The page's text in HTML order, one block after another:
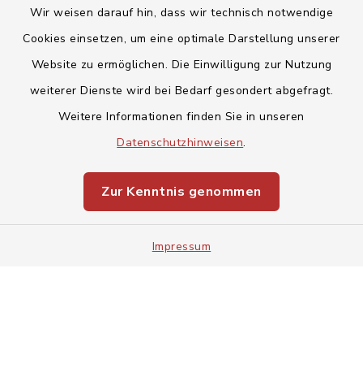
Wir weisen darauf hin, dass wir technisch notwendige
Cookies einsetzen, um eine optimale Darstellung unserer
Website zu ermöglichen. Die Einwilligung zur Nutzung
weiterer Dienste wird bei Bedarf gesondert abgefragt.
Weitere Informationen finden Sie in unseren
Datenschutzhinweisen.
Zur Kenntnis genommen
Impressum
Barrierefreiheit
Impressum
Sitemap